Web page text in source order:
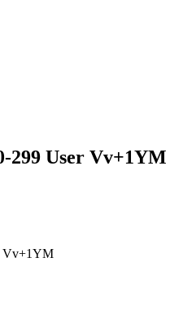
299 User Vv+1YM